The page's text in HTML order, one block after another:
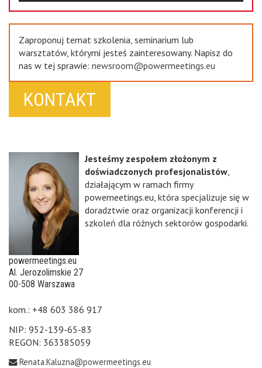
Zaproponuj temat szkolenia, seminarium lub
warsztatów, którymi jesteś zainteresowany. Napisz do
nas w tej sprawie: newsroom@powermeetings.eu
KONTAKT
Jesteśmy zespołem złożonym z
doświadczonych profesjonalistów,
działającym w ramach firmy
powemeetings.eu, która specjalizuje się w
doradztwie oraz organizacji konferencji i
szkoleń dla różnych sektorów gospodarki.
powermeetings.eu
Al. Jerozolimskie 27
00-508 Warszawa
kom.: +48 603 386 917
NIP: 952-139-65-83
REGON: 363385059
Renata.Kaluzna@powermeetings.eu